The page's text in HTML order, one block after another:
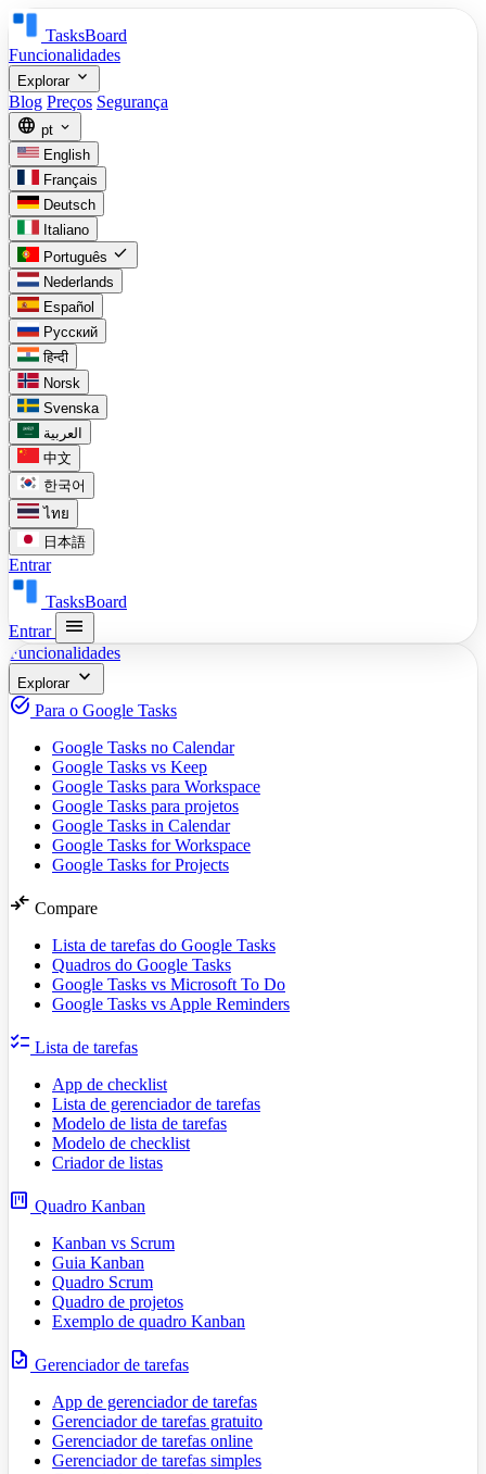
TasksBoard
Funcionalidades
Explorar expand_more
Blog Preços Segurança
language pt expand_more
English
Français
Deutsch
Italiano
Português check
Nederlands
Español
Русский
हिन्दी
Norsk
Svenska
العربية
中文
한국어
ไทย
日本語
Entrar
TasksBoard
Entrar
menu
Funcionalidades
Explorar expand_more
task_alt Para o Google Tasks
Google Tasks no Calendar
Google Tasks vs Keep
Google Tasks para Workspace
Google Tasks para projetos
Google Tasks in Calendar
Google Tasks for Workspace
Google Tasks for Projects
compare_arrows Compare
Lista de tarefas do Google Tasks
Quadros do Google Tasks
Google Tasks vs Microsoft To Do
Google Tasks vs Apple Reminders
checklist Lista de tarefas
App de checklist
Lista de gerenciador de tarefas
Modelo de lista de tarefas
Modelo de checklist
Criador de listas
view_kanban Quadro Kanban
Kanban vs Scrum
Guia Kanban
Quadro Scrum
Quadro de projetos
Exemplo de quadro Kanban
task Gerenciador de tarefas
App de gerenciador de tarefas
Gerenciador de tarefas gratuito
Gerenciador de tarefas online
Gerenciador de tarefas simples